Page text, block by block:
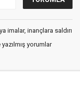
imalar, inançlara saldırı
yorumlar